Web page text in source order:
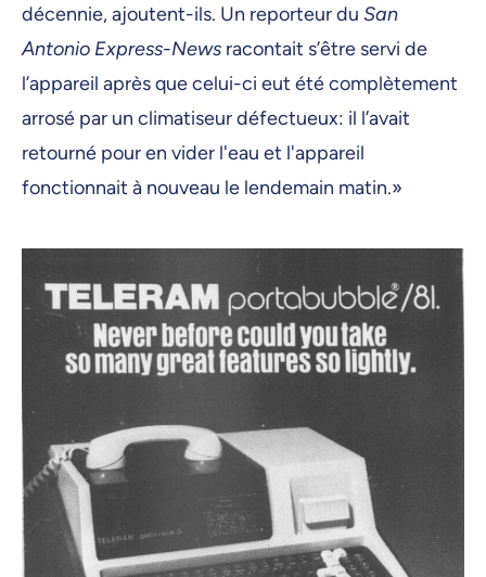
décennie, ajoutent-ils. Un reporteur du San
Antonio Express-News racontait s’être servi de
l’appareil après que celui-ci eut été complètement
arrosé par un climatiseur défectueux: il l’avait
retourné pour en vider l'eau et l'appareil
fonctionnait à nouveau le lendemain matin.»